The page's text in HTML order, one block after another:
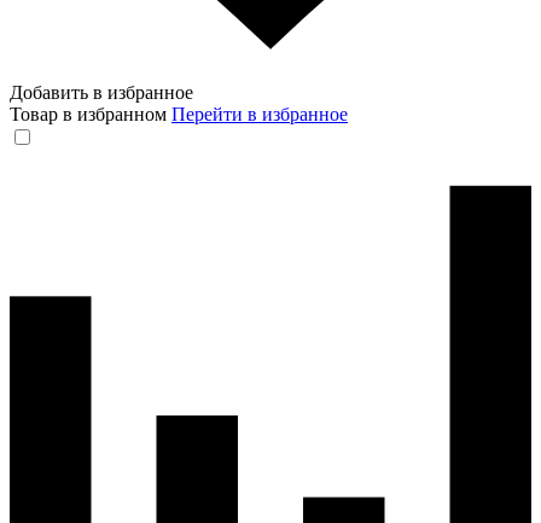
Добавить в избранное
Товар в избранном Перейти в избранное